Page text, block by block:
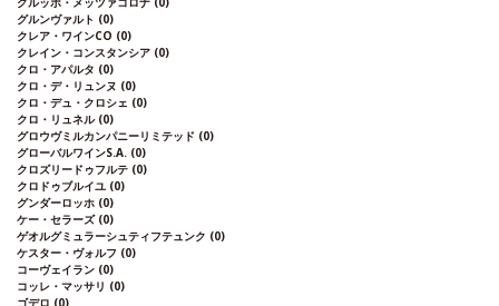
グルンヴァルト (0)
クレア・ワインCO (0)
クレイン・コンスタンシア (0)
クロ・アパルタ (0)
クロ・デ・リュンヌ (0)
クロ・デュ・クロシェ (0)
クロ・リュネル (0)
グロウヴミルカンパニーリミテッド (0)
グローバルワインS.A. (0)
クロズリードゥフルテ (0)
クロドゥブルイユ (0)
グンダーロッホ (0)
ケー・セラーズ (0)
ゲオルグミュラーシュティフテュンク (0)
ケスター・ヴォルフ (0)
コーヴェイラン (0)
コッレ・マッサリ (0)
ゴデロ (0)